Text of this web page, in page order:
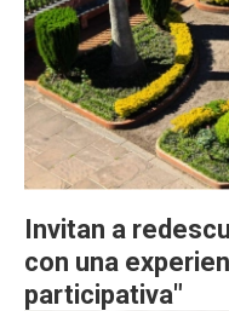
Invitan a
con una
participativa"